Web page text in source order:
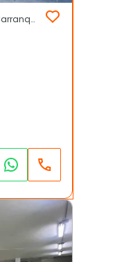
SAN FRANCISCO | Noroccidente | Barranquilla